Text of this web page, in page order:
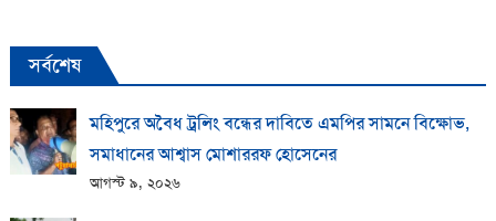
সর্বশেষ
মহিপুরে অবৈধ ট্রলিং বন্ধের দাবিতে এমপির সামনে বিক্ষোভ,
সমাধানের আশ্বাস মোশাররফ হোসেনের
আগস্ট ৯, ২০২৬